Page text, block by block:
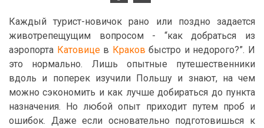
Каждый турист-новичок рано или поздно задается
животрепещущим вопросом - “как добраться из
аэропорта Катовицев Краков быстро и недорого?”. И
это нормально. Лишь опытные путешественники
вдоль и поперек изучили Польшу и знают, на чем
можно сэкономить и как лучше добираться до пункта
назначения. Но любой опыт приходит путем проб и
ошибок. Даже если основательно подготовишься к